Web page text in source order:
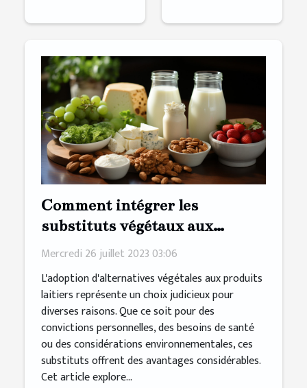
Comment intégrer les
substituts végétaux aux
produits laitiers dans votre
Mercredi 26 juillet 2023 03:06
L'adoption d'alternatives végétales aux produits
laitiers représente un choix judicieux pour
diverses raisons. Que ce soit pour des
convictions personnelles, des besoins de santé
ou des considérations environnementales, ces
substituts offrent des avantages considérables.
Cet article explore...